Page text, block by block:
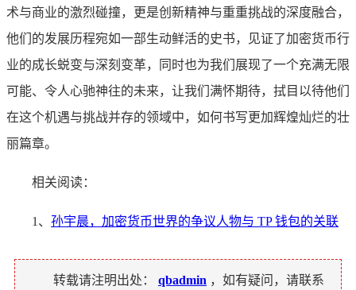
术与商业的激烈碰撞，更是创新精神与重重挑战的深度融合，
他们的发展历程宛如一部生动鲜活的史书，见证了加密货币行
业的成长蜕变与深刻变革，同时也为我们展现了一个充满无限
可能、令人心驰神往的未来，让我们满怀期待，拭目以待他们
在这个机遇与挑战并存的领域中，如何书写更加辉煌灿烂的壮
丽篇章。
相关阅读：
1、 孙宇晨，加密货币世界的争议人物与 TP 钱包的关联
转载请注明出处： qbadmin ，如有疑问，请联系